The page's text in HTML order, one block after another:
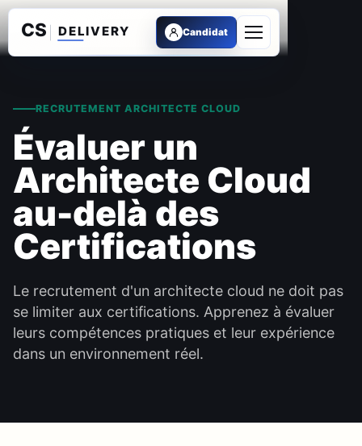
Candidat
Ouvrir le menu
RECRUTEMENT ARCHITECTE CLOUD
Évaluer un
Architecte Cloud
au-delà des
Certifications
Le recrutement d'un architecte cloud ne doit pas
se limiter aux certifications. Apprenez à évaluer
leurs compétences pratiques et leur expérience
dans un environnement réel.